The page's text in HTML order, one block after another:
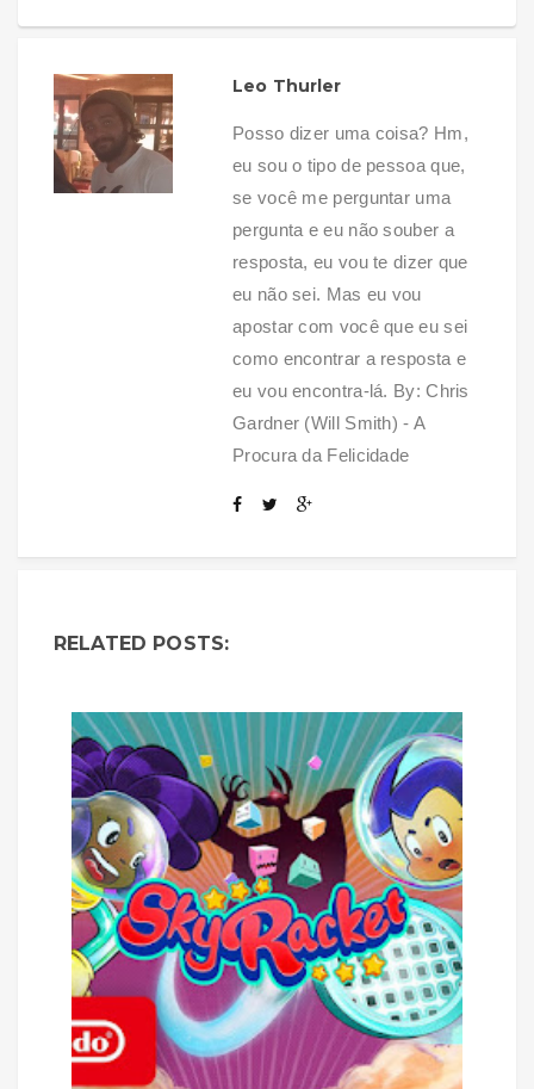
Leo Thurler
Posso dizer uma coisa? Hm,
eu sou o tipo de pessoa que,
se você me perguntar uma
pergunta e eu não souber a
resposta, eu vou te dizer que
eu não sei. Mas eu vou
apostar com você que eu sei
como encontrar a resposta e
eu vou encontra-lá. By: Chris
Gardner (Will Smith) - A
Procura da Felicidade
RELATED POSTS: